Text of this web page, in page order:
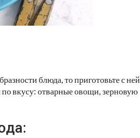
блюда, то приготовьте с ней
по вкусу: отварные овощи, зерновую